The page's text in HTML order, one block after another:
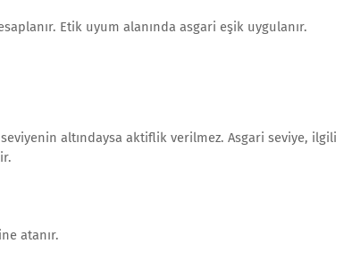
Etik uyum alanında asgari eşik uygulanır.
altındaysa aktiflik verilmez. Asgari seviye, ilgili
atanır.